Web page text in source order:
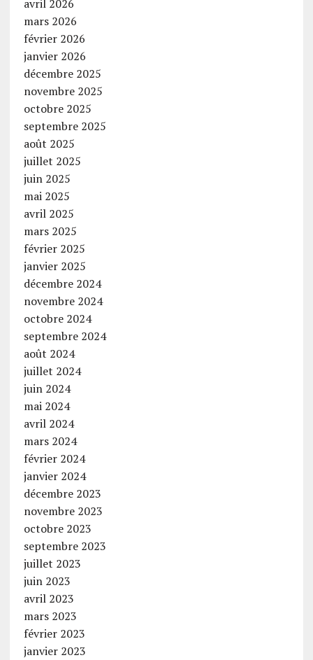
avril 2026
mars 2026
février 2026
janvier 2026
décembre 2025
novembre 2025
octobre 2025
septembre 2025
août 2025
juillet 2025
juin 2025
mai 2025
avril 2025
mars 2025
février 2025
janvier 2025
décembre 2024
novembre 2024
octobre 2024
septembre 2024
août 2024
juillet 2024
juin 2024
mai 2024
avril 2024
mars 2024
février 2024
janvier 2024
décembre 2023
novembre 2023
octobre 2023
septembre 2023
juillet 2023
juin 2023
avril 2023
mars 2023
février 2023
janvier 2023